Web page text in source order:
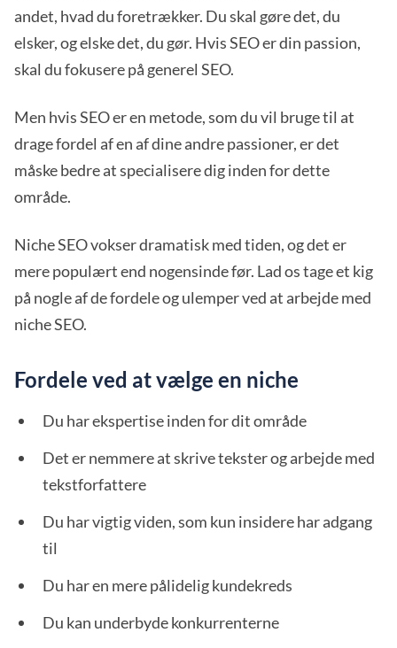
andet, hvad du foretrækker. Du skal gøre det, du
elsker, og elske det, du gør. Hvis SEO er din passion,
skal du fokusere på generel SEO.
Men hvis SEO er en metode, som du vil bruge til at
drage fordel af en af dine andre passioner, er det
måske bedre at specialisere dig inden for dette
område.
Niche SEO vokser dramatisk med tiden, og det er
mere populært end nogensinde før. Lad os tage et kig
på nogle af de fordele og ulemper ved at arbejde med
niche SEO.
Fordele ved at vælge en niche
Du har ekspertise inden for dit område
Det er nemmere at skrive tekster og arbejde med
tekstforfattere
Du har vigtig viden, som kun insidere har adgang
til
Du har en mere pålidelig kundekreds
Du kan underbyde konkurrenterne